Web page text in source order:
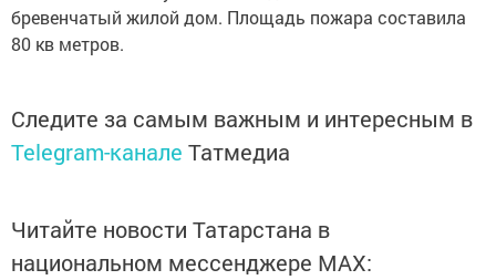
бревенчатый жилой дом. Площадь пожара составила
80 кв метров.
Следите за самым важным и интересным в
Telegram-канале Татмедиа
Читайте новости Татарстана в
национальном мессенджере MАХ: